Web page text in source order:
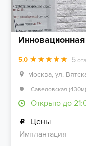
Инновационная
5.0 5
Москва, ул.
Савеловская (430м)
Открыто до
Цены
Имплантация